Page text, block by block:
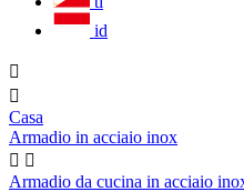
id


Casa
Armadio in acciaio inox
 
Armadio da cucina in acciaio